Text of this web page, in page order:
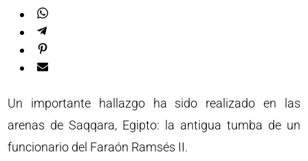
Un importante hallazgo ha sido realizado en las
arenas de Saqqara, Egipto: la antigua tumba de un
funcionario del Faraón Ramsés II.